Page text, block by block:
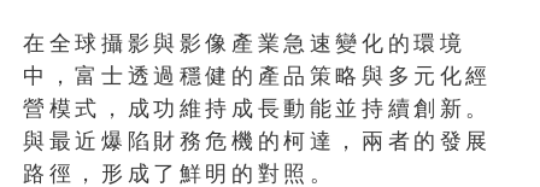
在全球攝影與影像產業急速變化的環境
中，富士透過穩健的產品策略與多元化經
營模式，成功維持成長動能並持續創新。
與最近爆陷財務危機的柯達，兩者的發展
路徑，形成了鮮明的對照。